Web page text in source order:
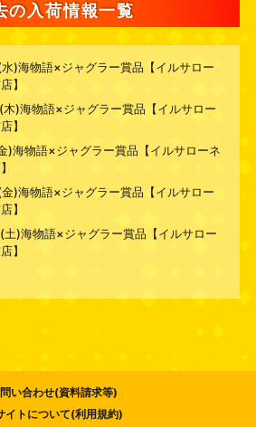
の入荷情報一覧
)海物語×ジャグラー賞品【イルサロー
】
)海物語×ジャグラー賞品【イルサロー
】
)海物語×ジャグラー賞品【イルサローネ
)海物語×ジャグラー賞品【イルサロー
】
)海物語×ジャグラー賞品【イルサロー
】
い合わせ(資料請求等)
イトについて(利用規約)